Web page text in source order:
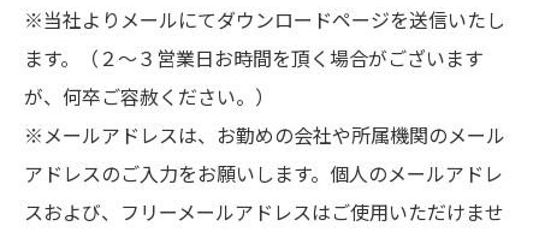
※当社よりメールにてダウンロードページを送信いたし
ます。（２～３営業日お時間を頂く場合がございます
が、何卒ご容赦ください。）
※メールアドレスは、お勤めの会社や所属機関のメール
アドレスのご入力をお願いします。個人のメールアドレ
スおよび、フリーメールアドレスはご使用いただけませ